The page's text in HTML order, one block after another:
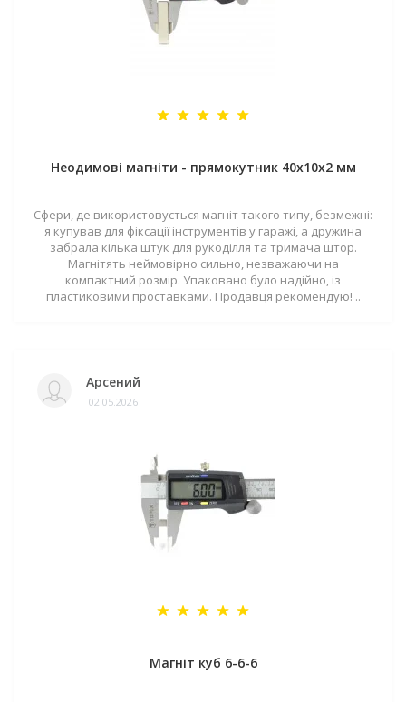
Неодимові магніти - прямокутник 40x10x2 мм
Сфери, де використовується магніт такого типу, безмежні:
я купував для фіксації інструментів у гаражі, а дружина
забрала кілька штук для рукоділля та тримача штор.
Магнітять неймовірно сильно, незважаючи на
компактний розмір. Упаковано було надійно, із
пластиковими проставками. Продавця рекомендую! ..
Арсений
02.05.2026
Магніт куб 6-6-6